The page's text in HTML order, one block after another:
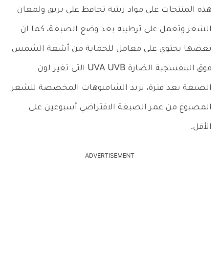
هذه المنتجات على مواد زيتية تحافظ على بريق ولمعان
الشعر وتعمل على ترطيبه بعد وضع الصبغة، كما ان
بعضها يحتوي على معامل للحماية من أشعة الشمس
فوق البنفسجية الضارة UVA UVB التي تغير لون
الصبغة بعد فترة، تزيد الشامبوهات المخصصة للشعر
المصبوغ من عمر الصبغة الافتراضي أسبوعين على
الأقل.
ADVERTISEMENT